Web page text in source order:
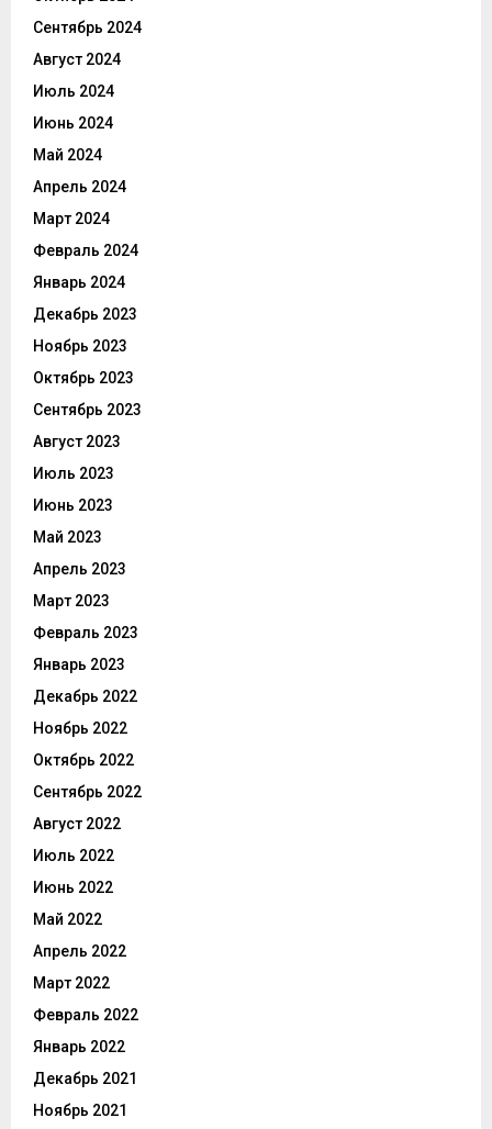
Сентябрь 2024
Август 2024
Июль 2024
Июнь 2024
Май 2024
Апрель 2024
Март 2024
Февраль 2024
Январь 2024
Декабрь 2023
Ноябрь 2023
Октябрь 2023
Сентябрь 2023
Август 2023
Июль 2023
Июнь 2023
Май 2023
Апрель 2023
Март 2023
Февраль 2023
Январь 2023
Декабрь 2022
Ноябрь 2022
Октябрь 2022
Сентябрь 2022
Август 2022
Июль 2022
Июнь 2022
Май 2022
Апрель 2022
Март 2022
Февраль 2022
Январь 2022
Декабрь 2021
Ноябрь 2021